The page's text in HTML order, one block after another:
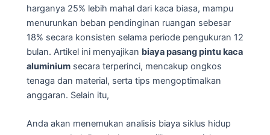
harganya 25% lebih mahal dari kaca biasa, mampu
menurunkan beban pendinginan ruangan sebesar
18% secara konsisten selama periode pengukuran 12
bulan. Artikel ini menyajikan biaya pasang pintu kaca
aluminium secara terperinci, mencakup ongkos
tenaga dan material, serta tips mengoptimalkan
anggaran. Selain itu,
Anda akan menemukan analisis biaya siklus hidup